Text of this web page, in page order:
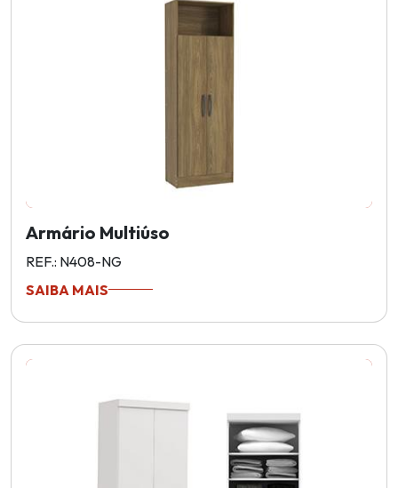
Armário Multiúso
REF.: N408-NG
SAIBA MAIS